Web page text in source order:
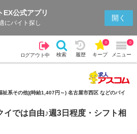
EX公式アプリ
にバイト探し
開く
ログアウト中 検索 履歴 キープ
0
メニュー
0
検索 履歴
系その他](時給1,407円～) 名古屋市西区 などのバイ
イでは自由♪週3日程度・シフト相